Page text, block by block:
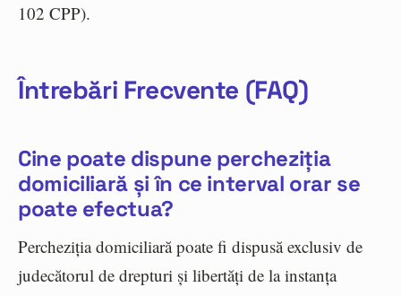
102 CPP).
Întrebări Frecvente (FAQ)
Cine poate dispune percheziția
domiciliară și în ce interval orar se
poate efectua?
Percheziția domiciliară poate fi dispusă exclusiv de
judecătorul de drepturi și libertăți de la instanța